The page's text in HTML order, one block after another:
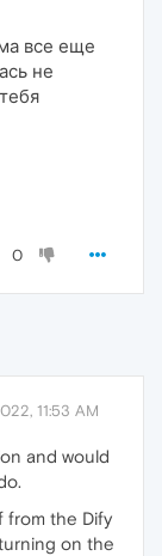
все еще
не
0
11:53 AM
and would
from the Dify
on the